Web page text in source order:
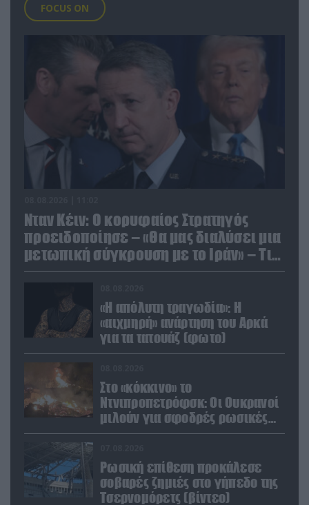
FOCUS ON
Νταν Κέιν: Ο κορυφαίος Στρατηγός
προειδοποίησε – «Θα μας διαλύσει μια
μετωπική σύγκρουση με το Ιράν» – Τι
πρότεινε
«Η απόλυτη τραγωδία»: Η
«αιχμηρή» ανάρτηση του Αρκά
για τα τατουάζ (φωτο)
Στο «κόκκινο» το
Ντνιπροπετρόφσκ: Οι Ουκρανοί
μιλούν για σφοδρές ρωσικές
επιθέσεις σε όλη την
Ρωσική επίθεση προκάλεσε
σοβαρές ζημιές στο γήπεδο της
Τσερνομόρετς (βίντεο)